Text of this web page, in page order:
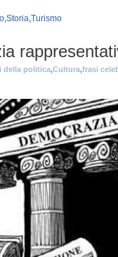
,Storia,Turismo
della politica,Cultura,frasi